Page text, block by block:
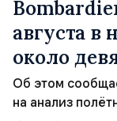
августа
около
Об этом
на анализ